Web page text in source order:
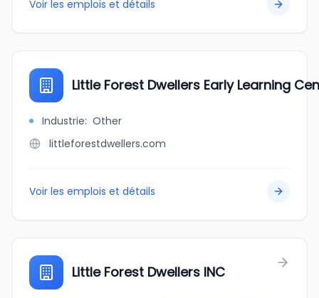
Voir les emplois et détails
Little Forest Dwellers Early Learning
Industrie: Other
littleforestdwellers.com
Voir les emplois et détails
Little Forest Dwellers INC